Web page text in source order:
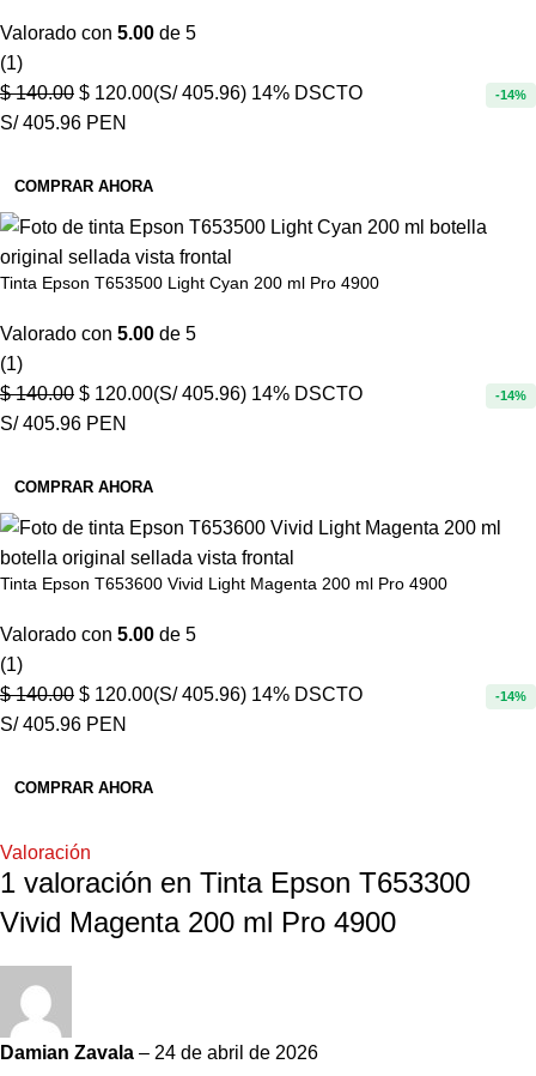
Valorado con 5.00 de 5
(1)
$140.00 $ 120.00(S/ 405.96) 14% DSCTO -14%
S/ 405.96 PEN
COMPRAR AHORA
Tinta Epson T653500 Light Cyan 200 ml Pro 4900
Valorado con 5.00 de 5
(1)
$140.00 $ 120.00(S/ 405.96) 14% DSCTO -14%
S/ 405.96 PEN
COMPRAR AHORA
Tinta Epson T653600 Vivid Light Magenta 200 ml Pro 4900
Valorado con 5.00 de 5
(1)
$140.00 $ 120.00(S/ 405.96) 14% DSCTO -14%
S/ 405.96 PEN
COMPRAR AHORA
Valoración
1 valoración en Tinta Epson T653300
Vivid Magenta 200 ml Pro 4900
Damian Zavala – 24 de abril de 2026